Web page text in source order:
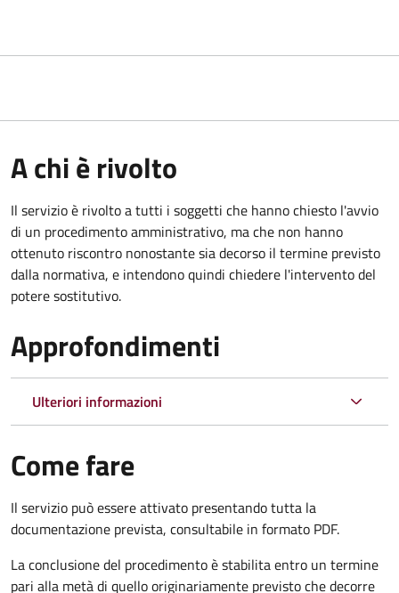
A chi è rivolto
Il servizio è rivolto a tutti i soggetti che hanno chiesto l'avvio
di un procedimento amministrativo, ma che non hanno
ottenuto riscontro nonostante sia decorso il termine previsto
dalla normativa, e intendono quindi chiedere l'intervento del
potere sostitutivo.
Approfondimenti
Ulteriori informazioni
Come fare
Il servizio può essere attivato presentando tutta la
documentazione prevista, consultabile in formato PDF.
La conclusione del procedimento è stabilita entro un termine
pari alla metà di quello originariamente previsto che decorre